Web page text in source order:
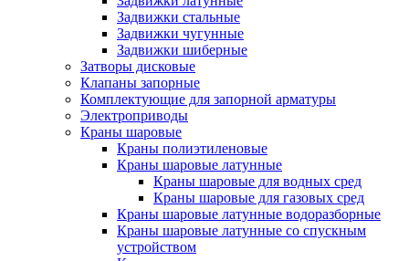
Задвижки стальные
Задвижки чугунные
Задвижки шиберные
Затворы дисковые
Клапаны запорные
Комплектующие для запорной арматуры
Электроприводы
Краны шаровые
Краны полиэтиленовые
Краны шаровые латунные
Краны шаровые для водных сред
Краны шаровые для газовых сред
Краны шаровые латунные водоразборные
Краны шаровые латунные со спускным
устройством